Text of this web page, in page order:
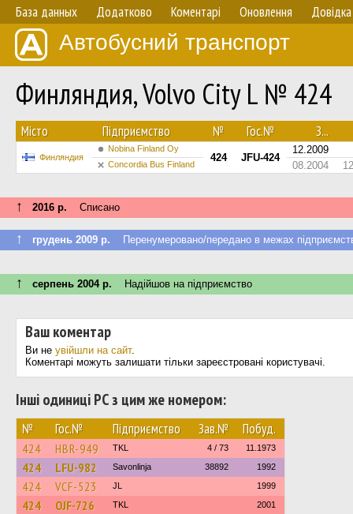
База данных Додатково Коментарі Оновлення Довідка
Автобусний транспорт
Финляндия, Volvo City L № 424
Мiсто Підприємство № Гос.№ З...
Финляндия
Nobina Finland Oy
424 JFU-424
12.2009
Concordia Bus Finland 08.2004
↑ 2016 р. Списано
↑ грудень 2009 р. Перенумеровано/передано в межах
↑ серпень 2004 р. Надійшов на підприємство
Ваш коментар
Ви не увійшли на сайт.
Коментарі можуть залишати тільки зареєстровані користувачі.
Інші одиниці РС з цим же номером:
№ Гос.№ Підприємство Зав.№ Побуд.
424 HBR-949 TKL 4 / 73 11.1973
424 LFU-982 Savonlinja 38892 1992
424 VCF-523 JL 1999
424 OJF-726 TKL 2001